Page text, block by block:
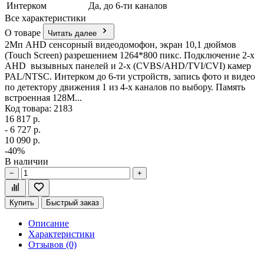
Интерком
Да, до 6-ти каналов
Все характеристики
О товаре
Читать далее
2Мп AHD сенсорный видеодомофон, экран 10,1 дюймов
(Touch Screen) разрешением 1264*800 пикс. Подключение 2-х
AHD вызывных панелей и 2-х (CVBS/AHD/TVI/CVI) камер
PAL/NTSC. Интерком до 6-ти устройств, запись фото и видеo
по детектору движения 1 из 4-х каналов по выбору. Память
встроенная 128М...
Код товара: 2183
16 817 р.
- 6 727 р.
10 090 р.
-40%
В наличии
− +
Купить Быстрый заказ
Описание
Характеристики
Отзывов (0)